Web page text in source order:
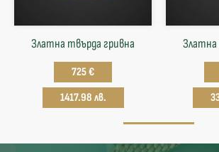
Златна твърда гривнa
725 €
1417.98 лв.
Златна